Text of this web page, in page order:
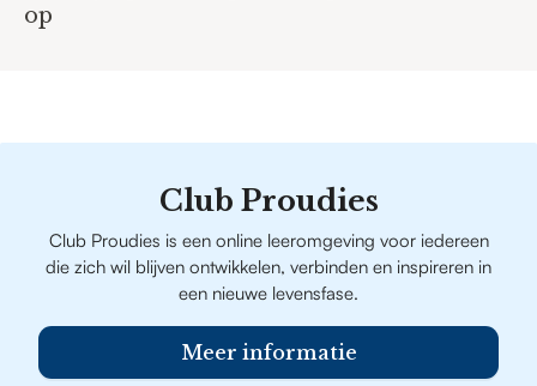
op
Club Proudies
Club Proudies is een online leeromgeving voor iedereen
die zich wil blijven ontwikkelen, verbinden en inspireren in
een nieuwe levensfase.
Meer informatie